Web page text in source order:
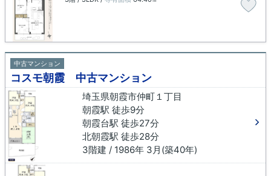
中古マンション
コスモ朝霞 中古マンション
埼玉県朝霞市仲町１丁目
朝霞駅 徒歩9分
朝霞台駅 徒歩27分
北朝霞駅 徒歩28分
3階建 / 1986年 3月(築40年)